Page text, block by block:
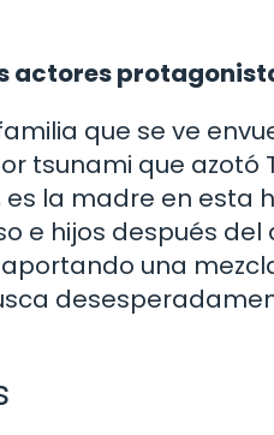
actores
que se ve
tsunami que azotó
la madre en esta
e hijos después del
una